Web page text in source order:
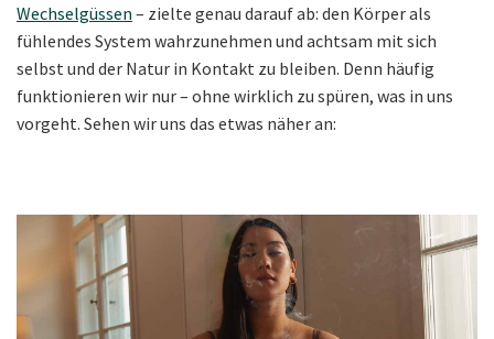
Wechselgüssen – zielte genau darauf ab: den Körper als
fühlendes System wahrzunehmen und achtsam mit sich
selbst und der Natur in Kontakt zu bleiben. Denn häufig
funktionieren wir nur – ohne wirklich zu spüren, was in uns
vorgeht. Sehen wir uns das etwas näher an: